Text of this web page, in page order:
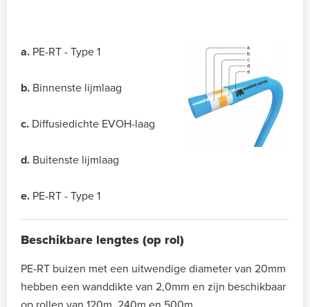
a. PE-RT - Type 1
b. Binnenste lijmlaag
c. Diffusiedichte EVOH-laag
d. Buitenste lijmlaag
e. PE-RT - Type 1
Beschikbare lengtes (op rol)
PE-RT buizen met een uitwendige diameter van 20mm
hebben een wanddikte van 2,0mm en zijn beschikbaar